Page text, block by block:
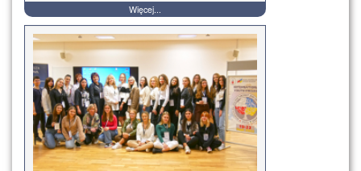
Więcej...